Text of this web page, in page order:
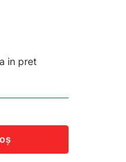
in pret